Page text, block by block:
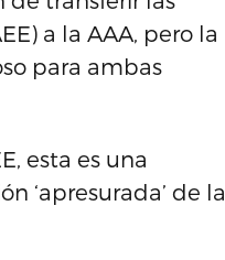
a la AAA, pero la
para ambas
esta es una
‘apresurada’ de la